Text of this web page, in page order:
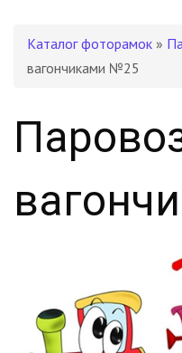
Каталог фоторамок »
вагончиками №25